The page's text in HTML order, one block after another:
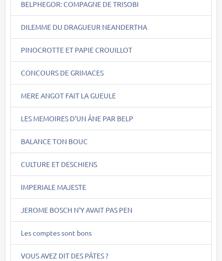
BELPHEGOR: COMPAGNE DE TRISOBI
DILEMME DU DRAGUEUR NEANDERTHA
PINOCROTTE ET PAPIE CROUILLOT
CONCOURS DE GRIMACES
MERE ANGOT FAIT LA GUEULE
LES MEMOIRES D'UN ÂNE PAR BELP
BALANCE TON BOUC
CULTURE ET DESCHIENS
IMPERIALE MAJESTE
JEROME BOSCH N'Y AVAIT PAS PEN
Les comptes sont bons
VOUS AVEZ DIT DES PÂTES ?